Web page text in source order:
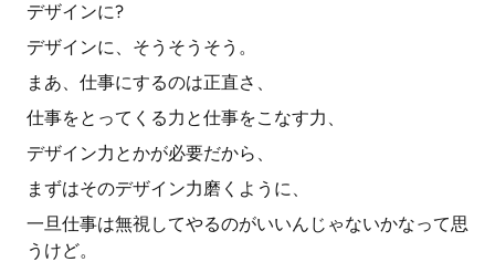
デザインに?
デザインに、そうそうそう。
まあ、仕事にするのは正直さ、
仕事をとってくる力と仕事をこなす力、
デザイン力とかが必要だから、
まずはそのデザイン力磨くように、
一旦仕事は無視してやるのがいいんじゃないかなって思
うけど。